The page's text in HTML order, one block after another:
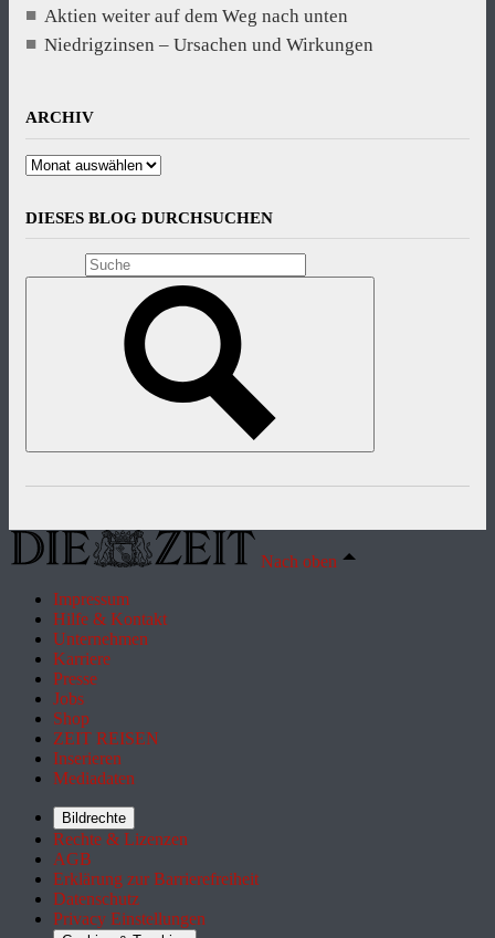
Aktien weiter auf dem Weg nach unten
Niedrigzinsen – Ursachen und Wirkungen
ARCHIV
Archiv
DIESES BLOG DURCHSUCHEN
Nach oben
Impressum
Hilfe & Kontakt
Unternehmen
Karriere
Presse
Jobs
Shop
ZEIT REISEN
Inserieren
Mediadaten
Bildrechte
Rechte & Lizenzen
AGB
Erklärung zur Barrierefreiheit
Datenschutz
Privacy Einstellungen